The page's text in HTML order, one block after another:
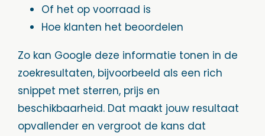
Of het op voorraad is
Hoe klanten het beoordelen
Zo kan Google deze informatie tonen in de
zoekresultaten, bijvoorbeeld als een rich
snippet met sterren, prijs en
beschikbaarheid. Dat maakt jouw resultaat
opvallender en vergroot de kans dat